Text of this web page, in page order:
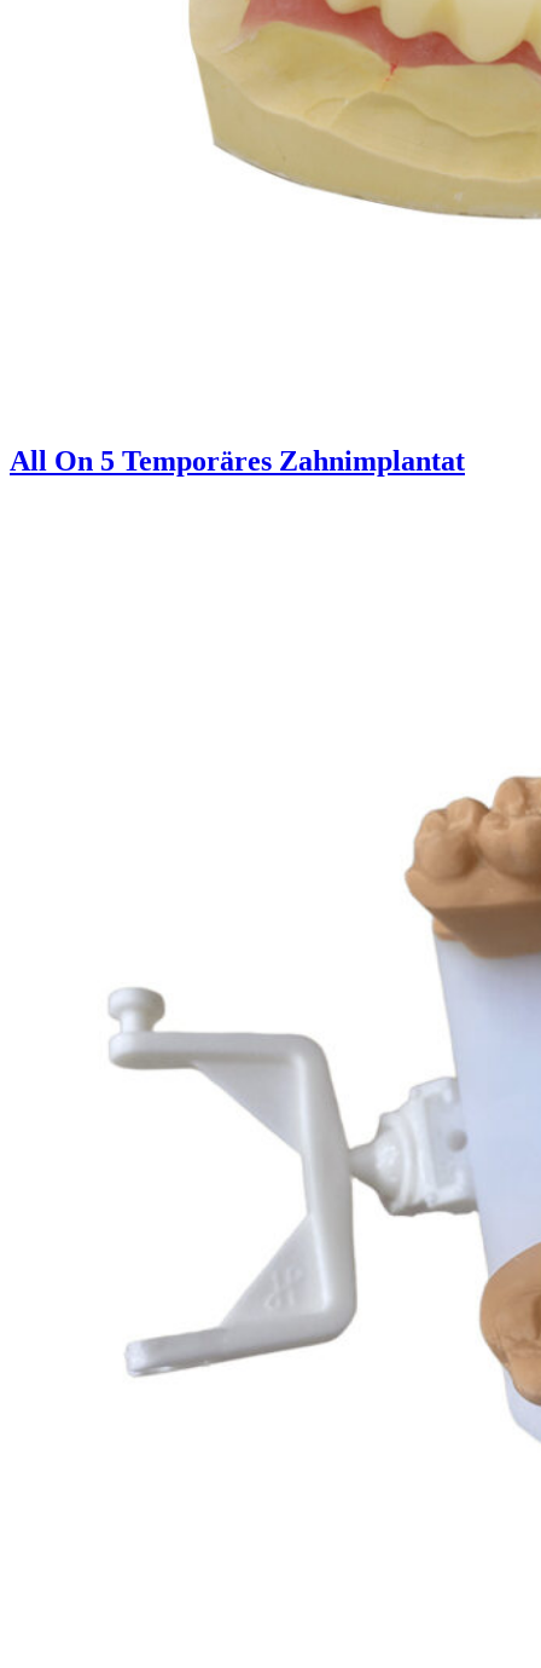
All On 5 Temporäres Zahnimplantat